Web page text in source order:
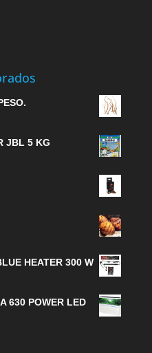
JBL 5 KG
HEATER 300 W
630 POWER LED